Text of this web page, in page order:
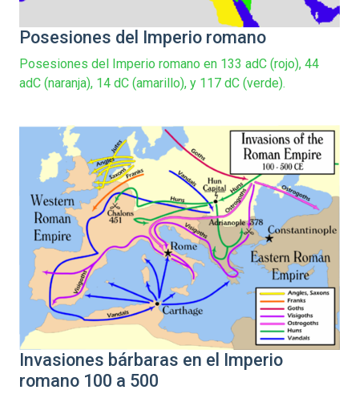
Posesiones del Imperio romano
Posesiones del Imperio romano en 133 adC (rojo), 44
adC (naranja), 14 dC (amarillo), y 117 dC (verde).
Invasiones bárbaras en el Imperio
romano 100 a 500